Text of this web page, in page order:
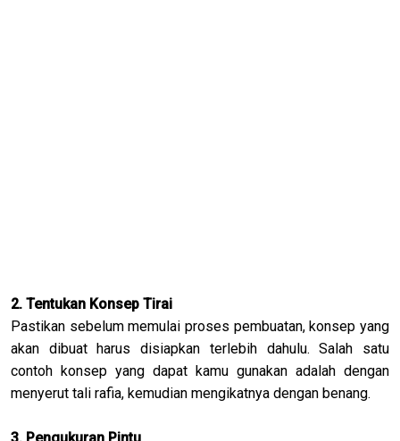
2. Tentukan Konsep Tirai
Pastikan sebelum memulai proses pembuatan, konsep yang
akan dibuat harus disiapkan terlebih dahulu. Salah satu
contoh konsep yang dapat kamu gunakan adalah dengan
menyerut tali rafia, kemudian mengikatnya dengan benang.